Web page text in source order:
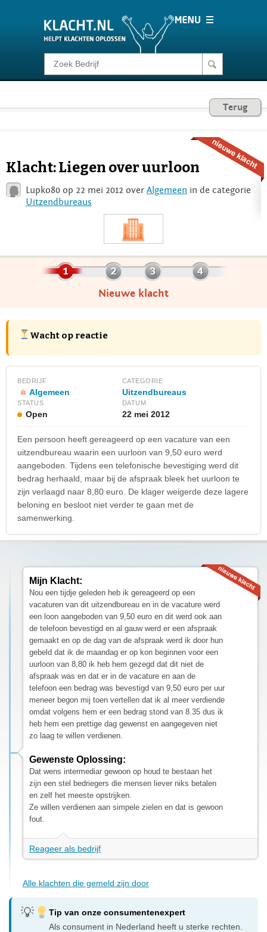
Klacht melden
Consumentenrecht Terug
Klacht: Liegen over uurloon
Lupko80 op 22 mei 2012 overAlgemeen in de categorie
Uitzendbureaus
Nieuwe klacht
Wacht op reactie
BEDRIJF
Algemeen
CATEGORIE
Uitzendbureaus
STATUS
Open
DATUM
22 mei 2012
Een persoon heeft gereageerd op een vacature van een
uitzendbureau waarin een uurloon van 9,50 euro werd
aangeboden. Tijdens een telefonische bevestiging werd dit
bedrag herhaald, maar bij de afspraak bleek het uurloon te
zijn verlaagd naar 8,80 euro. De klager weigerde deze lagere
beloning en besloot niet verder te gaan met de
samenwerking.
Mijn Klacht:
Nou een tijdje geleden heb ik gereageerd op een
vacaturen van dit uitzendbureau en in de vacature werd
een loon aangeboden van 9,50 euro en dit werd ook aan
de telefoon bevestigd en al gauw werd er een afspraak
gemaakt en op de dag van de afspraak werd ik door hun
gebeld dat ik de maandag er op kon beginnen voor een
uurloon van 8,80 ik heb hem gezegd dat dit niet de
afspraak was en dat er in de vacature en aan de
telefoon een bedrag was bevestigd van 9,50 euro per uur
meneer begon mij toen vertellen dat ik al meer verdiende
omdat volgens hem er een bedrag stond van 8.35 dus ik
heb hem een prettige dag gewenst en aangegeven niet
zo laag te willen verdienen.
Gewenste Oplossing:
Dat wens intermediar gewoon op houd te bestaan het
zijn een stel bedriegers die mensen liever niks betalen
en zelf het meeste opstrijken.
Ze willen verdienen aan simpele zielen en dat is gewoon
fout.
Reageer als bedrijf
Alle klachten die gemeld zijn door
Tip van onze consumentenexpert
Als consument in Nederland heeft u sterke rechten.